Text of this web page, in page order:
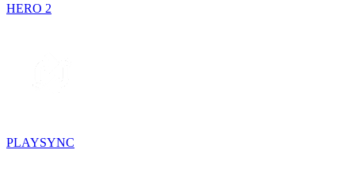
HERO 2
PLAYSYNC